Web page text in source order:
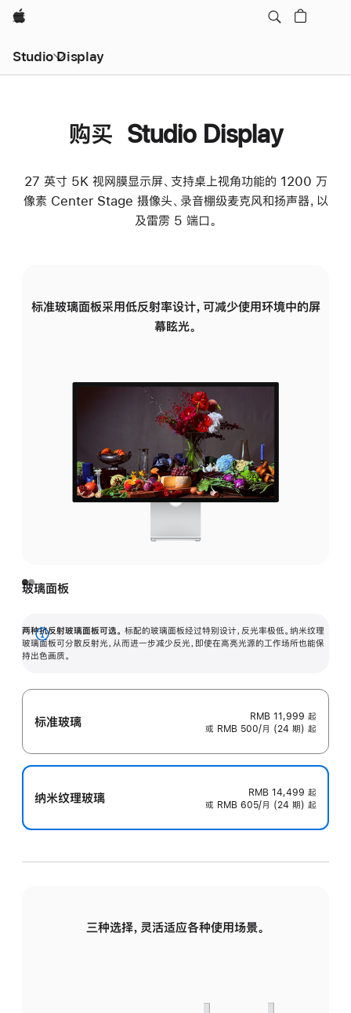
Apple
Studio Display
购买 Studio Display
27 英寸 5K 视网膜显示屏、支持桌上视角功能的 1200 万
像素 Center Stage 摄像头、录音棚级麦克风和扬声器，以
及雷雳 5 端口。
标准玻璃面板采用低反射率设计，可减少使用环境中的屏
幕眩光。
玻璃面板
两种抗反射玻璃面板可选。 标配的玻璃面板经过特别设计，反光率极低。纳米纹理
玻璃面板可分散反射光，从而进一步减少反光，即使在高亮光源的工作场所也能保
持出色画质。
展
开
标准玻璃 RMB 11,999 起
或 RMB 500/月 (24 期) 起
纳米纹理玻璃 RMB 14,499 起
或 RMB 605/月 (24 期) 起
三种选择，灵活适应各种使用场景。